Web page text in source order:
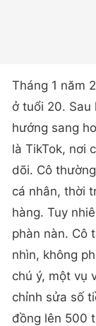
Tháng 1 năm
ở tuổi 20. Sau
hướng sang
là TikTok, nơi
dõi. Cô
cá nhân, thời
hàng. Tuy
phàn nàn. Cô
nhìn, không
chú ý, một vụ
chỉnh sửa số
đồng lên 500